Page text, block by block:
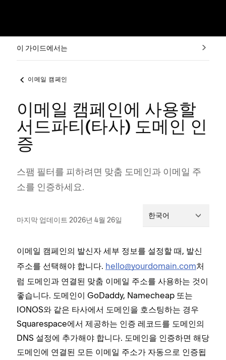
이 가이드에서는
이메일 캠페인
이메일 캠페인에 사용할
서드파티(타사) 도메인 인
증
스팸 필터를 피하려면 맞춤 도메인과 이메일 주
소를 인증하세요.
마지막 업데이트 2026년 4월 26일 한국어
이메일 캠페인의 발신자 세부 정보를 설정할 때, 발신
주소를 선택해야 합니다. hello@yourdomain.com처
럼 도메인과 연결된 맞춤 이메일 주소를 사용하는 것이
좋습니다. 도메인이 GoDaddy, Namecheap 또는
IONOS와 같은 타사에서 도메인을 호스팅하는 경우
Squarespace에서 제공하는 인증 레코드를 도메인의
DNS 설정에 추가해야 합니다. 도메인을 인증하면 해당
도메인에 연결된 모든 이메일 주소가 자동으로 인증됩